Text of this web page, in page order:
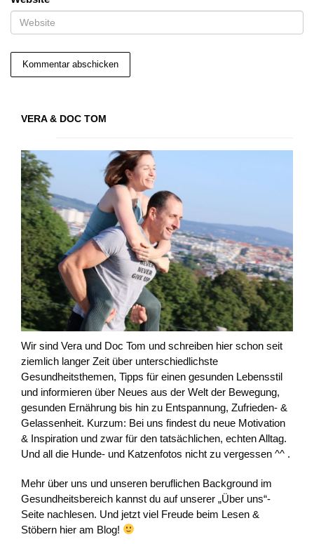
VERA & DOC TOM
Wir sind Vera und Doc Tom und schreiben hier schon seit
ziemlich langer Zeit über unterschiedlichste
Gesundheitsthemen, Tipps für einen gesunden Lebensstil
und informieren über Neues aus der Welt der Bewegung,
gesunden Ernährung bis hin zu Entspannung, Zufrieden- &
Gelassenheit. Kurzum: Bei uns findest du neue Motivation
& Inspiration und zwar für den tatsächlichen, echten Alltag.
Und all die Hunde- und Katzenfotos nicht zu vergessen ^^ .
Mehr über uns und unseren beruflichen Background im
Gesundheitsbereich kannst du auf unserer „Über uns“-
Seite nachlesen. Und jetzt viel Freude beim Lesen &
Stöbern hier am Blog!